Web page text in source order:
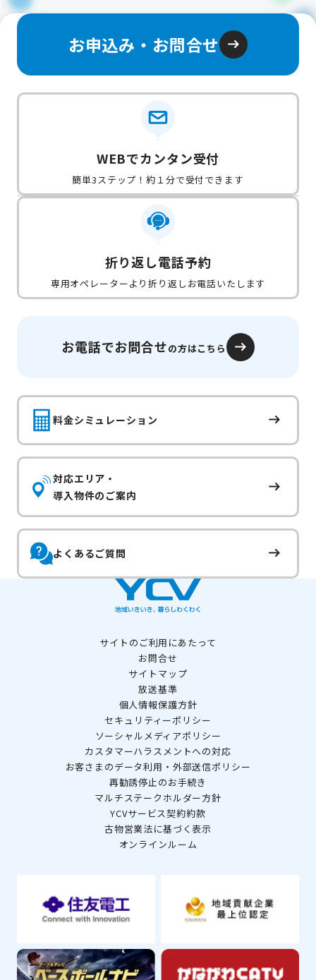
お申込み・お問合せ
WEBでカンタン受付
簡単3ステップ！約１分で受付できます
折り返し電話予約
専用オペレーターより折り返しお電話いたします
お電話でお問合せの方はこちら
料金シミュレーション
対応エリア・
導入物件のご案内
よくあるご質問
サイトのご利用にあたって
お問合せ
サイトマップ
放送基準
個人情報保護方針
セキュリティーポリシー
ソーシャルメディアポリシー
カスタマーハラスメントへの対応
お客さまのデータ利用・外部送信ポリシー
再勧誘停止のお手続き
マルチステークホルダー方針
YCVサービス契約約款
古物営業法に基づく表示
オンラインルーム